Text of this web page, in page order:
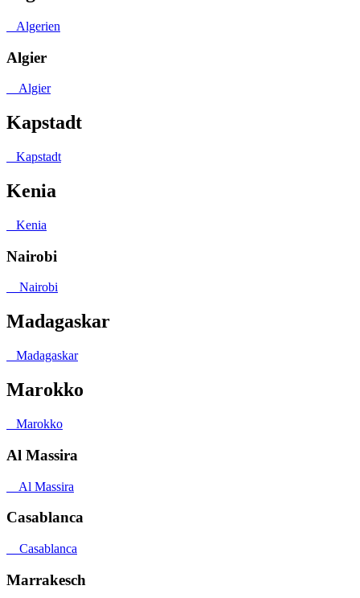
Algerien
Algier
Algier
Kapstadt
Kapstadt
Kenia
Kenia
Nairobi
Nairobi
Madagaskar
Madagaskar
Marokko
Marokko
Al Massira
Al Massira
Casablanca
Casablanca
Marrakesch